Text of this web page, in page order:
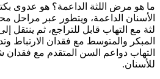
ما هو مرض اللثة الداعمة؟ هو عدوى
الأسنان الداعمة، ويتطور عبر مراحل
لثة مع التهاب قابل للتراجع، ثم ينتقل
المبكر والمتوسط مع فقدان الارتباط
التهاب دواعم السن المتقدم مع
للأسنان.